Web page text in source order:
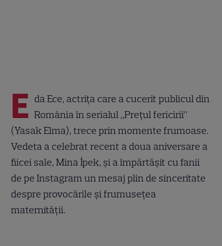
E da Ece, actrița care a cucerit publicul din
România în serialul „Prețul fericirii”
(Yasak Elma), trece prin momente frumoase.
Vedeta a celebrat recent a doua aniversare a
fiicei sale, Mina İpek, și a împărtășit cu fanii
de pe Instagram un mesaj plin de sinceritate
despre provocările și frumusețea
maternității.